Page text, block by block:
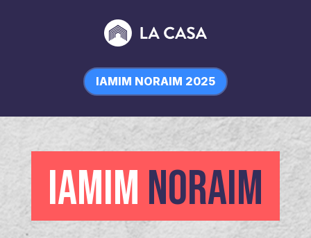
IAMIM NORAIM 2025
IAMIM NORAIM